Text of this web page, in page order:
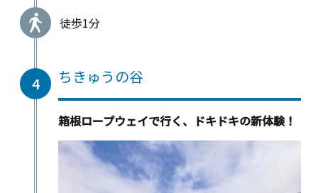
徒歩1分
4 ちきゅうの谷
箱根ロープウェイで行く、ドキドキの新体験！